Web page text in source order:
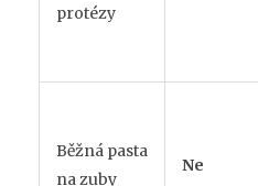
protézy
Běžná pasta
na zuby
Ne